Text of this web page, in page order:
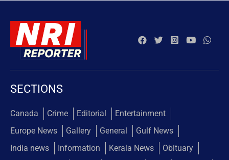
SECTIONS
Canada Crime Editorial
Entertainment
Europe News
Gallery General
Gulf News
India news
Information Kerala News Obituary